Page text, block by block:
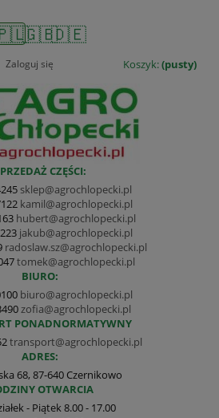
🇬🇧🇩🇪
Koszyk:(pusty)
Zaloguj się
CZĘŚCI:
sklep@agrochlopecki.pl
kamil@agrochlopecki.pl
hubert@agrochlopecki.pl
jakub@agrochlopecki.pl
radoslaw.sz@agrochlopecki.pl
tomek@agrochlopecki.pl
BIURO:
biuro@agrochlopecki.pl
zofia@agrochlopecki.pl
PONADNORMATYWNY
transport@agrochlopecki.pl
ADRES:
68, 87-640 Czernikowo
OTWARCIA
- Piątek 8.00 - 17.00